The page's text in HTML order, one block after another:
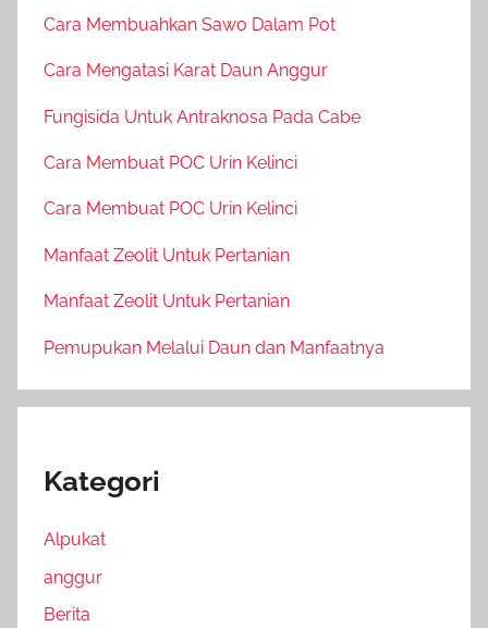
Cara Membuahkan Sawo Dalam Pot
Cara Mengatasi Karat Daun Anggur
Fungisida Untuk Antraknosa Pada Cabe
Cara Membuat POC Urin Kelinci
Cara Membuat POC Urin Kelinci
Manfaat Zeolit Untuk Pertanian
Manfaat Zeolit Untuk Pertanian
Pemupukan Melalui Daun dan Manfaatnya
Kategori
Alpukat
anggur
Berita